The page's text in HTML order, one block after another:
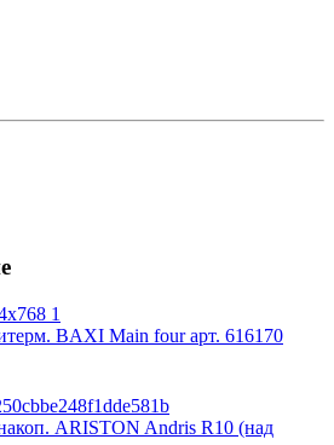
BAXI Main four арт. 616170
ARISTON Andris R10 (над